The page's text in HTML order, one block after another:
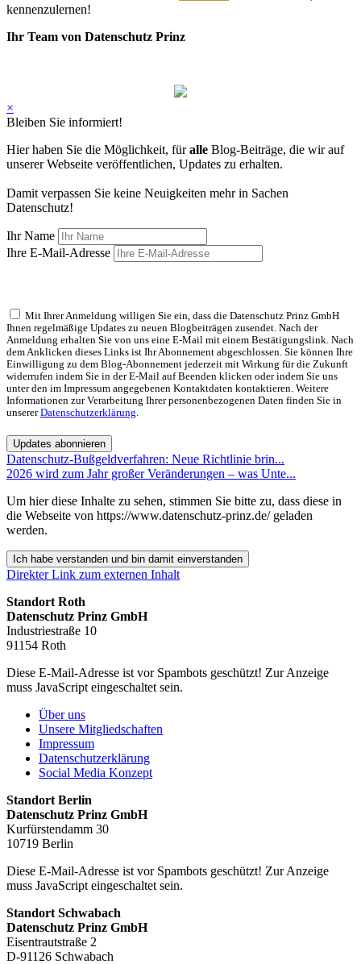
kennenzulernen!
Ihr Team von Datenschutz Prinz
×
Bleiben Sie informiert!
Hier haben Sie die Möglichkeit, füralle Blog-Beiträge, die wir auf
unserer Webseite veröffentlichen, Updates zu erhalten.
Damit verpassen Sie keine Neuigkeiten mehr in Sachen
Datenschutz!
Ihr Name
Ihre E-Mail-Adresse
Mit Ihrer Anmeldung willigen Sie ein, dass die Datenschutz Prinz GmbH
Ihnen regelmäßige Updates zu neuen Blogbeiträgen zusendet. Nach der
Anmeldung erhalten Sie von uns eine E-Mail mit einem Bestätigungslink. Nach
dem Anklicken dieses Links ist Ihr Abonnement abgeschlossen. Sie können Ihre
Einwilligung zu dem Blog-Abonnement jederzeit mit Wirkung für die Zukunft
widerrufen indem Sie in der E-Mail auf Beenden klicken oder indem Sie uns
unter den im Impressum angegebenen Kontaktdaten kontaktieren. Weitere
Informationen zur Verarbeitung Ihrer personenbezogenen Daten finden Sie in
unsererDatenschutzerklärung.
Updates abonnieren
Datenschutz-Bußgeldverfahren: Neue Richtlinie brin...
2026 wird zum Jahr großer Veränderungen – was Unte...
Um hier diese Inhalte zu sehen, stimmen Sie bitte zu, dass diese in
die Webseite von https://www.datenschutz-prinz.de/ geladen
werden.
Ich habe verstanden und bin damit einverstanden
Direkter Link zum externen Inhalt
Standort Roth
Datenschutz Prinz GmbH
Industriestraße 10
91154 Roth
Diese E-Mail-Adresse ist vor Spambots geschützt! Zur Anzeige
muss JavaScript eingeschaltet sein.
Über uns
Unsere Mitgliedschaften
Impressum
Datenschutzerklärung
Social Media Konzept
Standort Berlin
Datenschutz Prinz GmbH
Kurfürstendamm 30
10719 Berlin
Diese E-Mail-Adresse ist vor Spambots geschützt! Zur Anzeige
muss JavaScript eingeschaltet sein.
Standort Schwabach
Datenschutz Prinz GmbH
Eisentrautstraße 2
D-91126 Schwabach